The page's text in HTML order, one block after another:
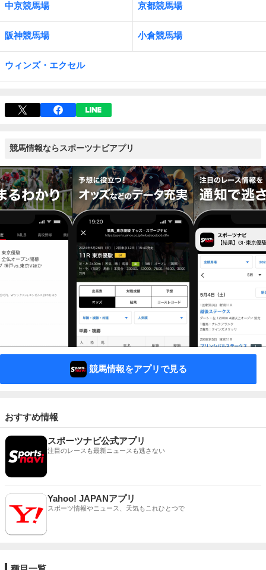
中京競馬場 京都競馬場
阪神競馬場 小倉競馬場
ウィンズ・エクセル
競馬情報ならスポーツナビアプリ
競馬情報をアプリで見る
おすすめ情報
スポーツナビ公式アプリ
注目のレースも最新ニュースも逃さない
Yahoo! JAPANアプリ
スポーツ情報やニュース、天気もこれひとつで